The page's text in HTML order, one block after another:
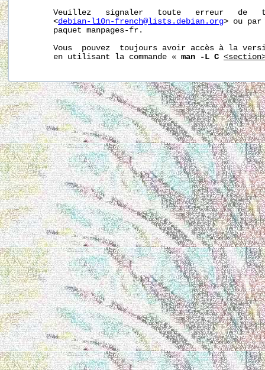
Veuillez   signaler   toute   erreur   de
       <
debian-l10n-french@lists.debian.org> ou par
       paquet manpages-fr.
Vous  pouvez  toujours avoir accès à la
       en utilisant la commande «
man -L C